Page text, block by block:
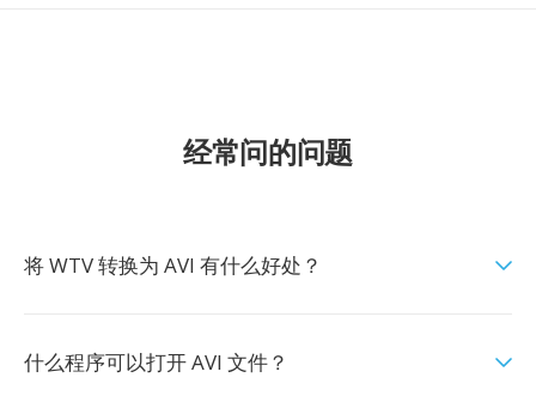
经常问的问题
将 WTV 转换为 AVI 有什么好处？
什么程序可以打开 AVI 文件？